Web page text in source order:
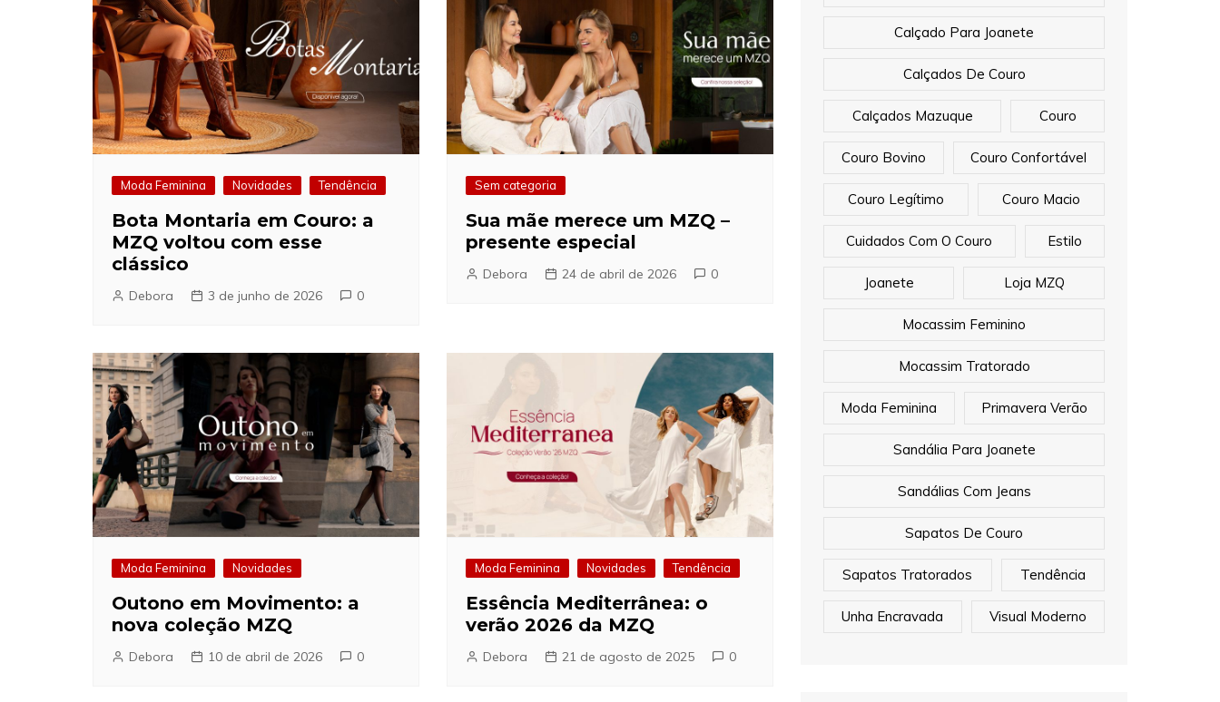
Moda Feminina Novidades Tendência
Bota Montaria em Couro: a
MZQ voltou com esse
clássico
Debora 3 de junho de 2026 0
Sem categoria
Sua mãe merece um MZQ –
presente especial
Debora 24 de abril de 2026 0
Moda Feminina Novidades
Outono em Movimento: a
nova coleção MZQ
Debora 10 de abril de 2026 0
Moda Feminina Novidades Tendência
Essência Mediterrânea: o
verão 2026 da MZQ
Debora 21 de agosto de 2025 0
Calçado Para Joanete
Calçados De Couro
Calçados Mazuque Couro
Couro Bovino Couro Confortável
Couro Legítimo Couro Macio
Cuidados Com O Couro Estilo
Joanete Loja MZQ
Mocassim Feminino
Mocassim Tratorado
Moda Feminina Primavera Verão
Sandália Para Joanete
Sandálias Com Jeans
Sapatos De Couro
Sapatos Tratorados Tendência
Unha Encravada Visual Moderno